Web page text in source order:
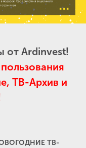
от Ardinvest!
ТВ-Архив и
ТВ-